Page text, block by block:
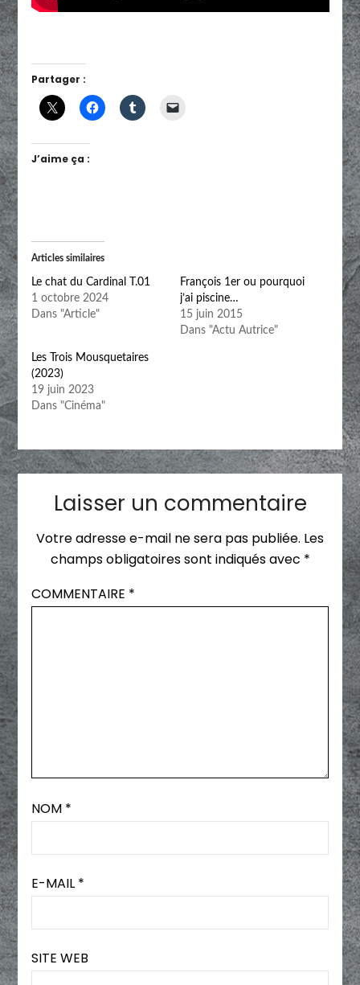
Partager :
J’aime ça :
Articles similaires
Le chat du Cardinal T.01
1 octobre 2024
Dans "Article"
François 1er ou pourquoi
j’ai piscine…
15 juin 2015
Dans "Actu Autrice"
Les Trois Mousquetaires
(2023)
19 juin 2023
Dans "Cinéma"
Laisser un commentaire
Votre adresse e-mail ne sera pas publiée. Les
champs obligatoires sont indiqués avec *
COMMENTAIRE *
NOM *
E-MAIL *
SITE WEB